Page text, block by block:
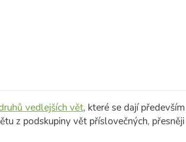
vedlejších vět, které se dají
z podskupiny vět příslovečných,